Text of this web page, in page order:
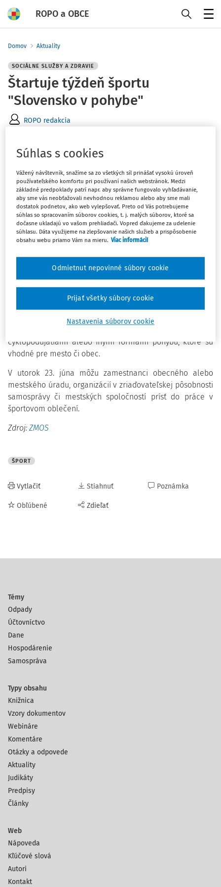
ROPO a OBCE
Domov Aktuality
SOCIÁLNE SLUŽBY A ZDRAVIE
Štartuje týždeň športu
"Slovensko v pohybe"
ROPO redakcia
životného štýlu - Slovensko v pohybe začína 21. júna
2026 a potrvá do 28. júna 2026. Ide o iniciatívu
Slovenského olympijského a športového výboru.
Cieľom tejto iniciatívy je podporiť pravidelný pohyb, zdravý
životný štýl a vytvoriť priestor na zapojenie obyvateľov
komunitných aktivít.
Samosprávy sa do národného týždňa môžu zapojiť behom,
športovými popoludniami pre rodiny, pohybovými
miestnych športových klubov, školskými športovými
cyklopodujatiami alebo inými formami pohybu, ktoré sú
vhodné pre mesto či obec.
V utorok 23. júna môžu zamestnanci obecného alebo
mestského úradu, organizácií v zriaďovateľskej pôsobnosti
samosprávy či mestských spoločností prísť do práce v
športovom oblečení.
Zdroj: ZMOS
ŠPORT
Vytlačiť
Obľúbené
Stiahnuť
Zdieľať
Poznámka
Témy
Odpady
Účtovníctvo
Dane
Hospodárenie
Samospráva
Typy obsahu
Knižnica
Vzory dokumentov
Webináre
Komentáre
Otázky a odpovede
Aktuality
Judikáty
Predpisy
Články
Web
Nápoveda
Kľúčové slová
Autori
Kontakt
Súhlas s cookies
Vážený návštevník, snažíme sa zo všetkých síl prinášať vysokú úroveň
používateľského komfortu pri používaní našich webstránok. Medzi
základné predpoklady patrí napr. aby správne fungovalo vyhľadávanie,
aby sme vás neobťažovali nevhodnou reklamou alebo aby sme mali
dostatok podnetov, ako web vylepšovať. Preto od Vás potrebujeme
súhlas so spracovaním súborov cookies, t. j. malých súborov, ktoré sa
dočasne ukladajú vo vašom prehliadači. Vopred ďakujeme za udelenie
súhlasu. Dáta využijeme na zlepšovanie našich služieb a prispôsobenie
obsahu webu priamo Vám na mieru. Viac informácií
Nastavenia súborov cookie
Odmietnut nepovinné súbory cookie
Prijať všetky súbory cookie